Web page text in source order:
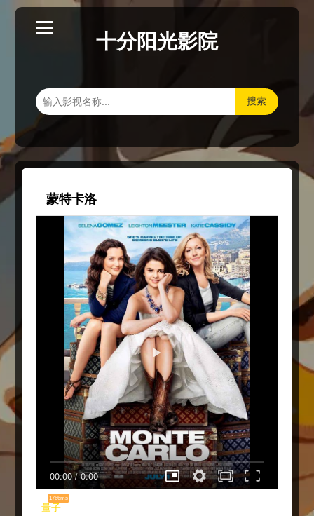
十分阳光影院
搜索
蒙特卡洛
00:00/0:00
量子
1766ms